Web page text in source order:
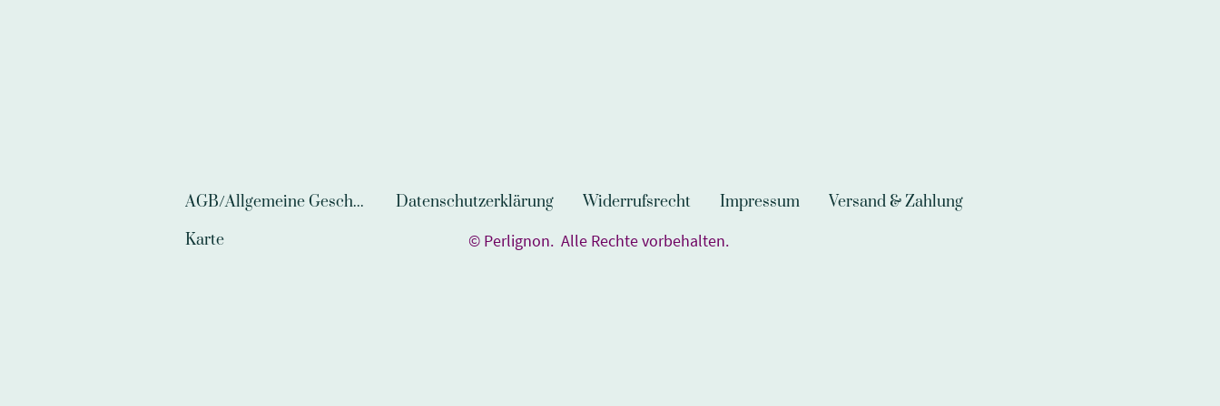
AGB/Allgemeine Geschäftsbedingungen Datenschutzerklärung Widerrufsrecht Impressum
Versand & Zahlung
Karte
© Perlignon. Alle Rechte vorbehalten.